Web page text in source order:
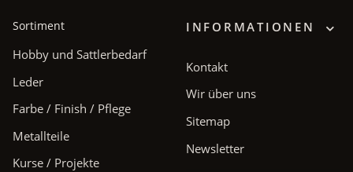
Sortiment
Hobby und Sattlerbedarf
Leder
Farbe / Finish / Pflege
Metallteile
Kurse / Projekte
INFORMATIONEN
Kontakt
Wir über uns
Sitemap
Newsletter